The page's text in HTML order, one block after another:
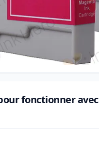
fonctionner avec